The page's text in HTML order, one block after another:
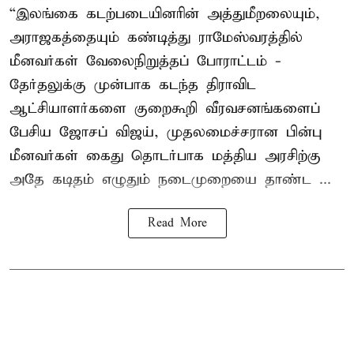
“இலங்கை கடற்படையினரின் அத்துமீறலையும்,
அராஜகத்தையும் கண்டித்து ராமேஸ்வரத்தில்
மீனவர்கள் வேலைநிறுத்தப் போராட்டம் -
தேர்தலுக்கு முன்பாக கடந்த திராவிட
ஆட்சியாளர்களை குறைகூறி வீரவசனங்களைப்
பேசிய ஜோசப் விஜய், முதலமைச்சரான பின்பு
மீனவர்கள் கைது தொடர்பாக மத்திய அரசிற்கு
அதே கடிதம் எழுதும் நடைமுறையை தாண்ட ...
Read More